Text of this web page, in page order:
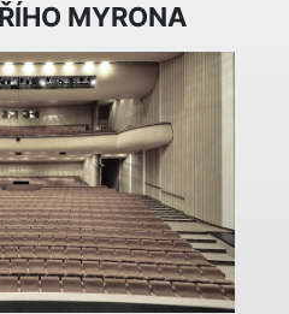
MYRONA